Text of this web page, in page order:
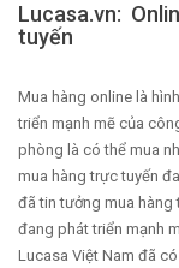
Lucasa.vn:
tuyến
Mua hàng online là
triển mạnh mẽ của
phòng là có thể mua
mua hàng trực tuyến
đã tin tưởng mua hàng
đang phát triển mạnh
Lucasa Việt Nam đã